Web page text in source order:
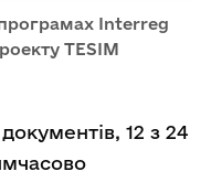
Interreg
TESIM
12 з 24